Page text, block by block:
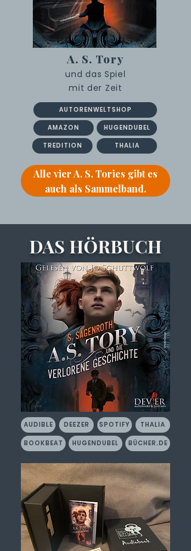
A. S. Tory
und das Spiel
mit der Zeit
AUTORENWELTSHOP
AMAZON
TREDITION
HUGENDUBEL
THALIA
Alle vier A. S. Tories gibt es
auch als Sammelband.
DAS HÖRBUCH
AUDIBLE DEEZER SPOTIFY THALIA
BOOKBEAT HUGENDUBEL BÜCHER.DE